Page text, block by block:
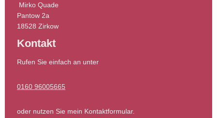
Mirko Quade
Pantow 2a
18528 Zirkow
Kontakt
Rufen Sie einfach an unter
0160 96005665
oder nutzen Sie mein Kontaktformular.